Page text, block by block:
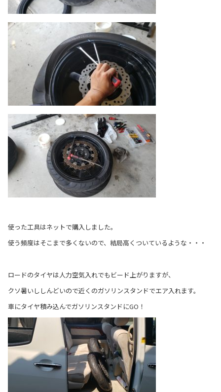
使った工具はネットで購入しました。
使う頻度はそこまで多くないので、結局高くついているような・・・
ロードのタイヤは人力空気入れでもビード上がりますが、
クソ暑いししんどいので近くのガソリンスタンドでエア入れます。
車にタイヤ積み込んでガソリンスタンドにGO！